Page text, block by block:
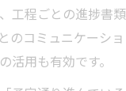
工程ごとの進捗書
のコミュニケーシ
活用も有効です。